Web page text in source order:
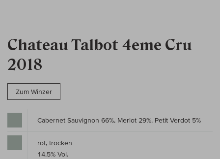
Chateau Talbot 4eme Cru
2018
Zum Winzer
Cabernet Sauvignon 66%, Merlot 29%, Petit Verdot 5%
rot, trocken
14,5% Vol.